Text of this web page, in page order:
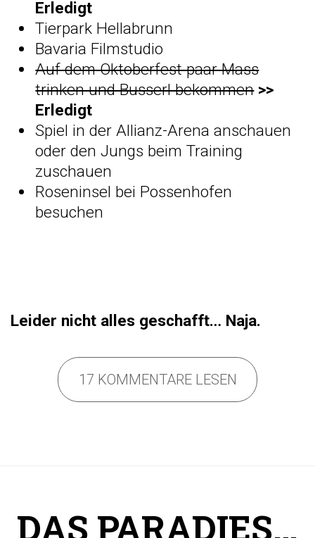
Erledigt
Tierpark Hellabrunn
Bavaria Filmstudio
Auf dem Oktoberfest paar Mass
trinken und Busserl bekommen >>
Erledigt
Spiel in der Allianz-Arena anschauen
oder den Jungs beim Training
zuschauen
Roseninsel bei Possenhofen
besuchen
Leider nicht alles geschafft… Naja.
17 KOMMENTARE LESEN
DAS PARADIES…